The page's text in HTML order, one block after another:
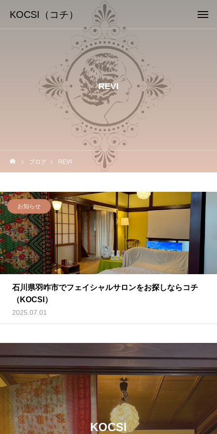
KOCSI（コチ）
REVI
ブログ REVI
お知らせ
石川県羽咋市でフェイシャルサロンをお探しならコチ
（KOCSI）
2025.07.01
KOCSI